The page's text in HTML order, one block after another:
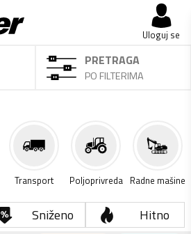
Uloguj se
PRETRAGA
PO FILTERIMA
Transport Poljoprivreda Radne mašine
Sniženo Hitno